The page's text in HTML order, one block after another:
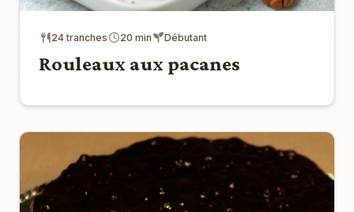
24 tranches 20 min Débutant
Rouleaux aux pacanes